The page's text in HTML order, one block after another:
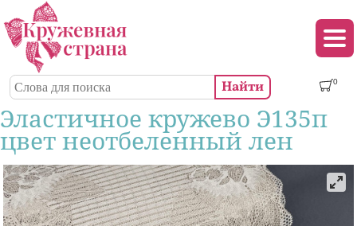
Перейти к основному содержанию
Форма поиска
Поиск 0
Эластичное кружево Э135п
цвет неотбеленный лен